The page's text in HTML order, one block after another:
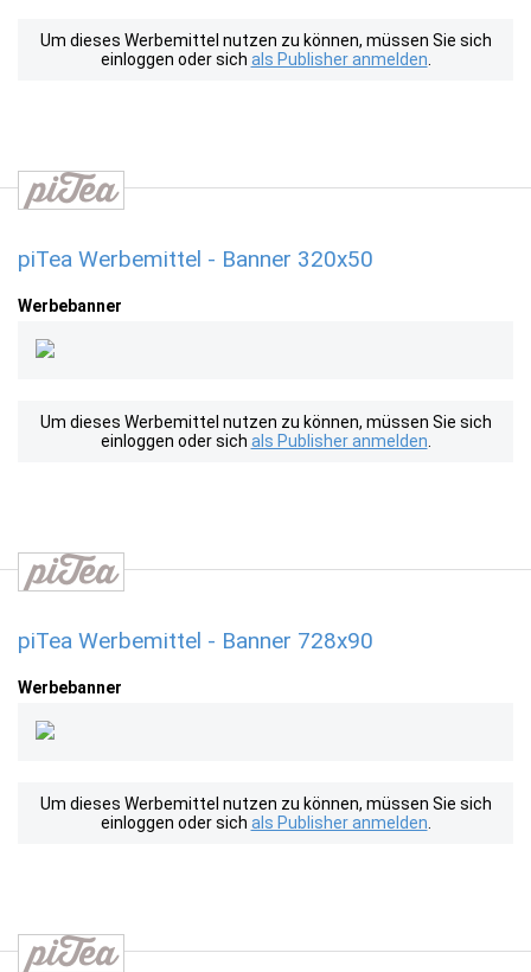
Um dieses Werbemittel nutzen zu können, müssen Sie sich
einloggen oder sich als Publisher anmelden
piTea Werbemittel - Banner 320x50
Werbebanner
Um dieses Werbemittel nutzen zu können, müssen Sie sich
einloggen oder sich als Publisher anmelden
piTea Werbemittel - Banner 728x90
Werbebanner
Um dieses Werbemittel nutzen zu können, müssen Sie sich
einloggen oder sich als Publisher anmelden